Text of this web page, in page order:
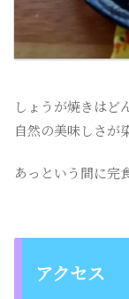
しょうが焼きはど
自然の美味しさ
あっという間に完
アクセス